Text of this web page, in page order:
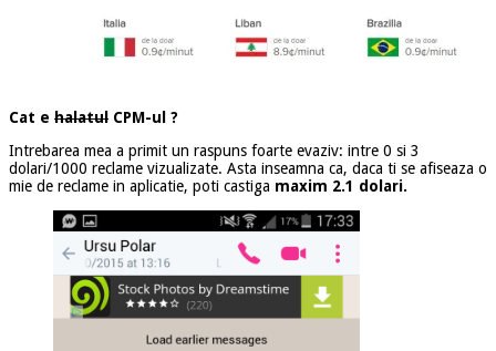
Cat e halatul CPM-ul ?
Intrebarea mea a primit un raspuns foarte evaziv: intre 0 si 3
dolari/1000 reclame vizualizate. Asta inseamna ca, daca ti se afiseaza o
mie de reclame in aplicatie, poti castiga maxim 2.1 dolari.